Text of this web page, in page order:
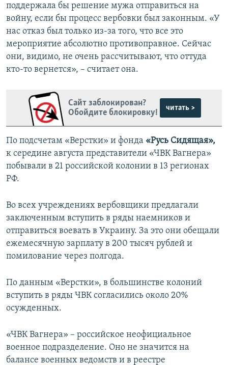
поддержала бы решение мужа отправиться на
войну, если бы процесс вербовки был законным. «У
нас отказ был только из-за того, что все это
мероприятие абсолютно противоправное. Сейчас
они, видимо, не очень рассчитывают, что оттуда
кто-то вернется», – считает она.
Сайт заблокирован?
Обойдите блокировку!
читать >
По подсчетам «Верстки» и фонда «Русь Сидящая»,
к середине августа представители «ЧВК Вагнера»
побывали в 21 российской колонии в 13 регионах
РФ.
Во всех учреждениях вербовщики предлагали
заключенным вступить в ряды наемников и
отправиться воевать в Украину. За это они обещали
ежемесячную зарплату в 200 тысяч рублей и
помилование через полгода.
По данным «Верстки», в большинстве колоний
вступить в ряды ЧВК согласились около 20%
осужденных.
«ЧВК Вагнера» – российское неофициальное
военное подразделение. Оно не значится на
балансе военных ведомств и в реестре